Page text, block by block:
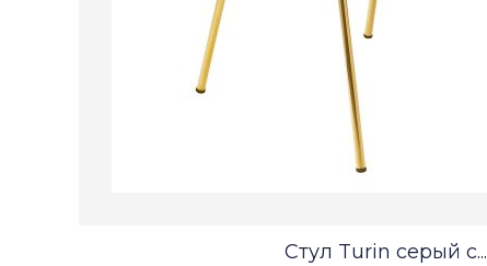
Стул Turin серый с...